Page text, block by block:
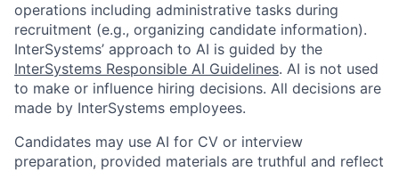
operations including administrative tasks during
recruitment (e.g., organizing candidate information).
InterSystems’ approach to AI is guided by the
InterSystems Responsible AI Guidelines. AI is not used
to make or influence hiring decisions. All decisions are
made by InterSystems employees.
Candidates may use AI for CV or interview
preparation, provided materials are truthful and reflect